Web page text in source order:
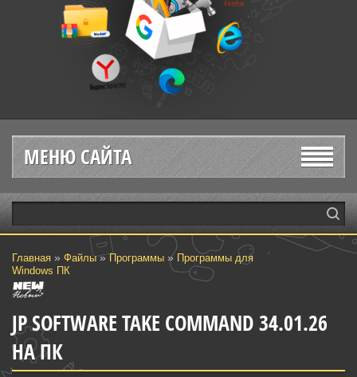
МЕНЮ САЙТА
Главная » Файлы»Программы » Программы для
Windows ПК
JP SOFTWARE TAKE COMMAND 34.01.26
НА ПК